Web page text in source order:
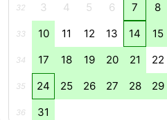
Kennermerland
Zandvoort
Hollande-
Méridionale
32 3 4 5 6 7 8
33 10 11 12 13 14 15
34 17 18 19 20 21 22
35 24 25 26 27 28 29
36 31